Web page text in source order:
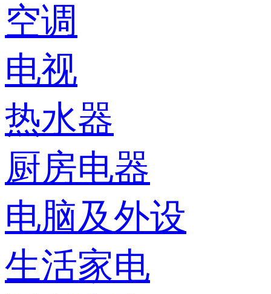
空调
电视
热水器
厨房电器
电脑及外设
生活家电